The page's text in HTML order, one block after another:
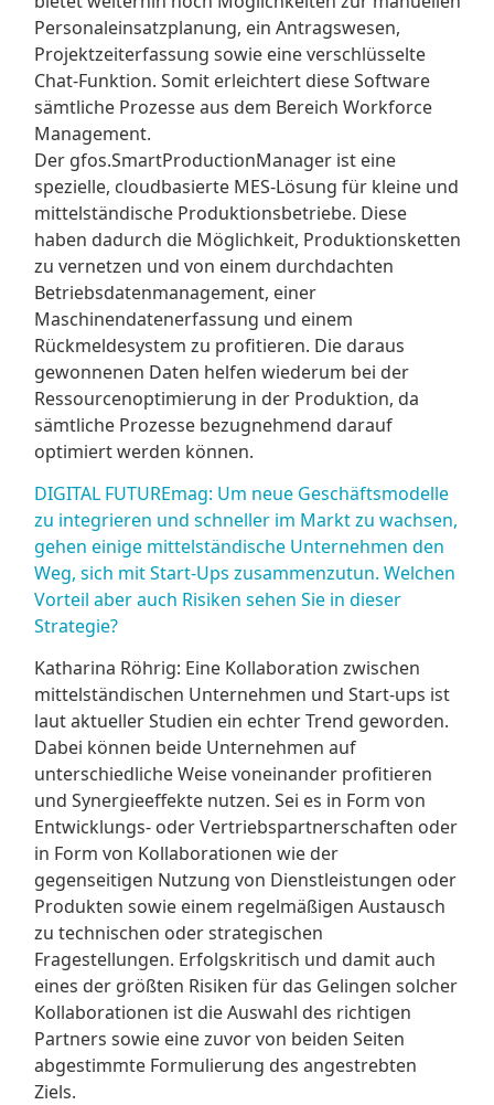
Personaleinsatzplanung, ein Antragswesen,
Projektzeiterfassung sowie eine verschlüsselte
Chat-Funktion. Somit erleichtert diese Software
sämtliche Prozesse aus dem Bereich Workforce
Management.
Der gfos.SmartProductionManager ist eine
spezielle, cloudbasierte MES-Lösung für kleine und
mittelständische Produktionsbetriebe. Diese
haben dadurch die Möglichkeit, Produktionsketten
zu vernetzen und von einem durchdachten
Betriebsdatenmanagement, einer
Maschinendatenerfassung und einem
Rückmeldesystem zu profitieren. Die daraus
gewonnenen Daten helfen wiederum bei der
Ressourcenoptimierung in der Produktion, da
sämtliche Prozesse bezugnehmend darauf
optimiert werden können.
DIGITAL FUTUREmag: Um neue Geschäftsmodelle
zu integrieren und schneller im Markt zu wachsen,
gehen einige mittelständische Unternehmen den
Weg, sich mit Start-Ups zusammenzutun. Welchen
Vorteil aber auch Risiken sehen Sie in dieser
Strategie?
Katharina Röhrig: Eine Kollaboration zwischen
mittelständischen Unternehmen und Start-ups ist
laut aktueller Studien ein echter Trend geworden.
Dabei können beide Unternehmen auf
unterschiedliche Weise voneinander profitieren
und Synergieeffekte nutzen. Sei es in Form von
Entwicklungs- oder Vertriebspartnerschaften oder
in Form von Kollaborationen wie der
gegenseitigen Nutzung von Dienstleistungen oder
Produkten sowie einem regelmäßigen Austausch
zu technischen oder strategischen
Fragestellungen. Erfolgskritisch und damit auch
eines der größten Risiken für das Gelingen solcher
Kollaborationen ist die Auswahl des richtigen
Partners sowie eine zuvor von beiden Seiten
abgestimmte Formulierung des angestrebten
Ziels.